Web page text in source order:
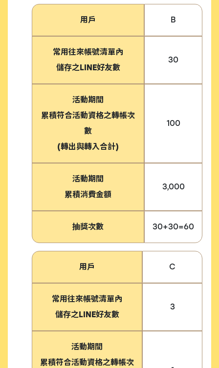
用戶 B
常用往來帳號清單內
儲存之LINE好友數
30
活動期間
累積符合活動資格之轉帳次
數
(轉出與轉入合計)
100
活動期間
累積消費金額
3,000
抽獎次數 30+30=60
用戶 C
常用往來帳號清單內
儲存之LINE好友數
3
活動期間
累積符合活動資格之轉帳次